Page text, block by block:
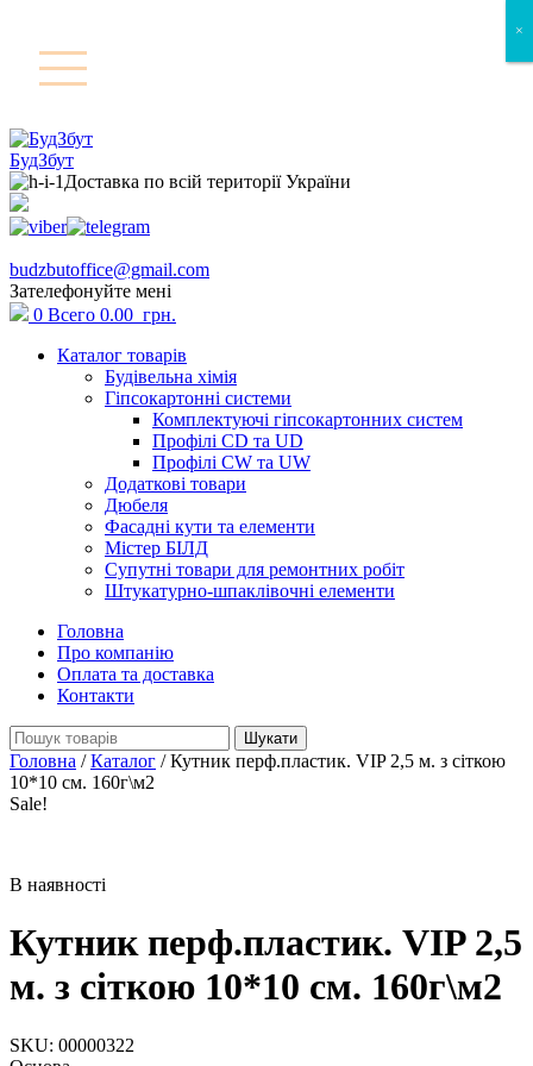
БудЗбут
Доставка по всій території України
budzbutoffice@gmail.com
Зателефонуйте мені
0 Всего 0.00 грн.
Каталог товарів
Будівельна хімія
Гіпсокартонні системи
Комплектуючі гіпсокартонних систем
Профілі CD та UD
Профілі CW та UW
Додаткові товари
Дюбеля
Фасадні кути та елементи
Містер БІЛД
Супутні товари для ремонтних робіт
Штукатурно-шпаклівочні елементи
Головна
Про компанію
Оплата та доставка
Контакти
Search
for:
Головна /Каталог /Кутник перф.пластик. VIP 2,5 м. з сіткою
10*10 см. 160г\м2
Sale!
В наявності
Кутник перф.пластик. VIP 2,5
м. з сіткою 10*10 см. 160г\м2
SKU: 00000322
×
×